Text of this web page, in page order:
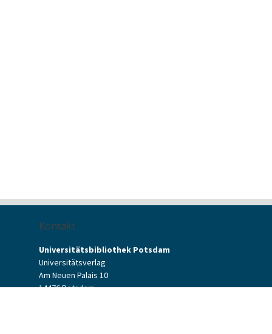
Kontakt
Universitätsbibliothek Potsdam
Universitätsverlag
Am Neuen Palais 10
14476 Potsdam